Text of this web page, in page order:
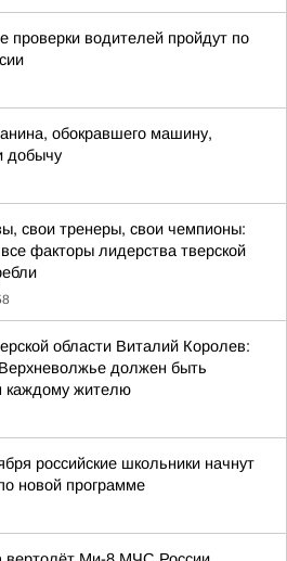
проверки водителей пройдут по
обокравшего машину,
добычу
свои тренеры, свои чемпионы:
факторы лидерства тверской
области Виталий Королев:
должен быть
каждому жителю
российские школьники начнут
новой программе